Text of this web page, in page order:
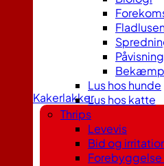
Kakerlakker
Påvisning
Lus hos hunde
Lus hos katte
Thrips
Levevis
Bid og